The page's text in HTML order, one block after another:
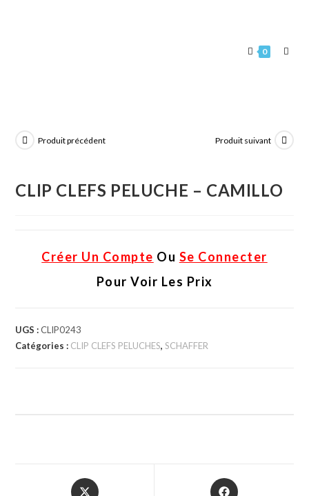
0
Produit précédent Produit suivant
CLIP CLEFS PELUCHE – CAMILLO
Créer Un Compte Ou Se Connecter
Pour Voir Les Prix
UGS :CLIP0243
Catégories : CLIP CLEFS PELUCHES,SCHAFFER